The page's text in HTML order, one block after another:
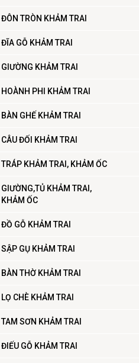
ĐÔN TRÒN KHẢM TRAI
ĐĨA GỖ KHẢM TRAI
GIƯỜNG KHẢM TRAI
HOÀNH PHI KHẢM TRAI
BÀN GHẾ KHẢM TRAI
CÂU ĐỐI KHẢM TRAI
TRÁP KHẢM TRAI, KHẢM ỐC
GIƯỜNG,TỦ KHẢM TRAI,
KHẢM ỐC
ĐỒ GỖ KHẢM TRAI
SẬP GỤ KHẢM TRAI
BÀN THỜ KHẢM TRAI
LỌ CHÈ KHẢM TRAI
TAM SƠN KHẢM TRAI
ĐIẾU GỖ KHẢM TRAI